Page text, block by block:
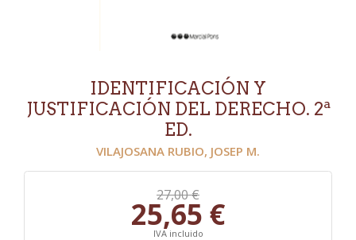
IDENTIFICACIÓN Y
JUSTIFICACIÓN DEL DERECHO. 2ª
ED.
VILAJOSANA RUBIO, JOSEP M.
27,00 €
25,65 €
IVA incluido